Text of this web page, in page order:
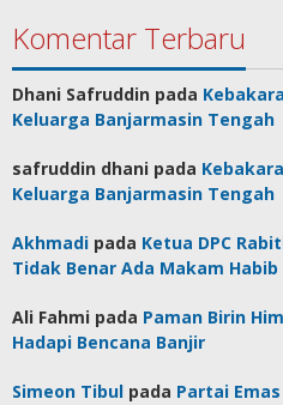
Komentar Terbaru
Dhani Safruddin pada
Keluarga Banjarmasin Tengah
safruddin dhani pada
Keluarga Banjarmasin Tengah
Akhmadi pada Ketua DPC
Tidak Benar Ada Makam Habib
Ali Fahmi pada Paman Birin
Hadapi Bencana Banjir
Simeon Tibul pada Partai